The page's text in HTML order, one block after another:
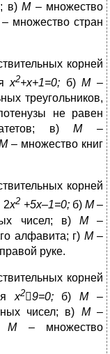
в)М– множество
множество стран
корней
х2+x+1=0; б)М–
треугольников,
не равен
в)М–
– множество книг
корней
2х2 +5х–1=0;б) М–
чисел; в) М–
алфавита; г) М–
руке.
корней
х29=0;б)М–
чисел; в) М–
М– множество